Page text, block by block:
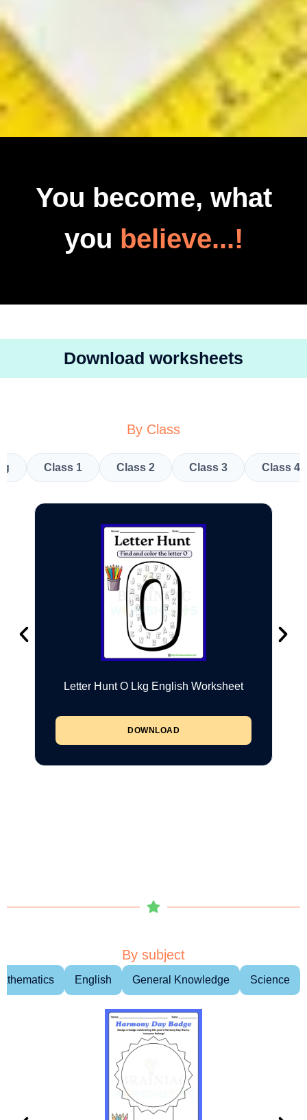
You become, what
you believe...!
Download worksheets
By Class
Class 1 Class 2 Class 3 Class 4
Letter Hunt O Lkg English Worksheet
DOWNLOAD
By subject
English General Knowledge Science